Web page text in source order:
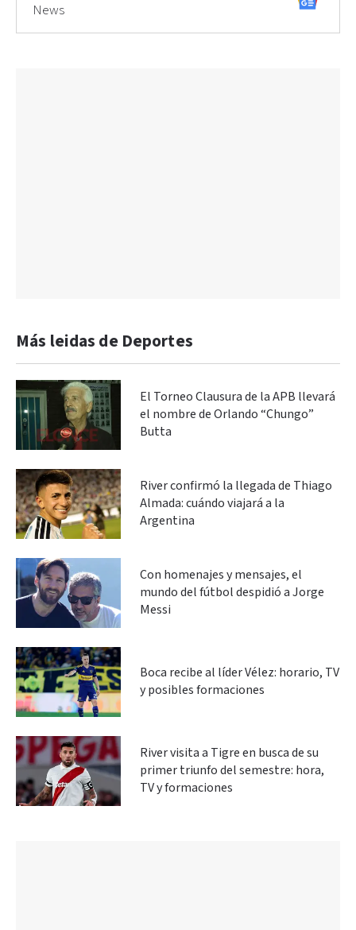
News
Más leidas de Deportes
El Torneo Clausura de la APB llevará
el nombre de Orlando “Chungo”
Butta
River confirmó la llegada de Thiago
Almada: cuándo viajará a la
Argentina
Con homenajes y mensajes, el
mundo del fútbol despidió a Jorge
Messi
Boca recibe al líder Vélez: horario, TV
y posibles formaciones
River visita a Tigre en busca de su
primer triunfo del semestre: hora,
TV y formaciones